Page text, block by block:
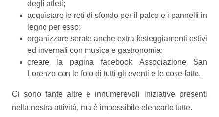
degli atleti;
acquistare le reti di sfondo per il palco e i pannelli in
legno per esso;
organizzare serate anche extra festeggiamenti estivi
ed invernali con musica e gastronomia;
creare la pagina facebook Associazione San
Lorenzo con le foto di tutti gli eventi e le cose fatte.
Ci sono tante altre e innumerevoli iniziative presenti
nella nostra attività, ma è impossibile elencarle tutte.